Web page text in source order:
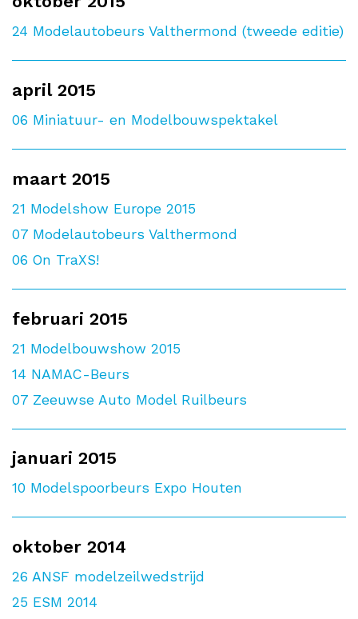
24 Modelautobeurs Valthermond (tweede editie)
april 2015
06 Miniatuur- en Modelbouwspektakel
maart 2015
21 Modelshow Europe 2015
07 Modelautobeurs Valthermond
06 On TraXS!
februari 2015
21 Modelbouwshow 2015
14 NAMAC-Beurs
07 Zeeuwse Auto Model Ruilbeurs
januari 2015
10 Modelspoorbeurs Expo Houten
oktober 2014
26 ANSF modelzeilwedstrijd
25 ESM 2014